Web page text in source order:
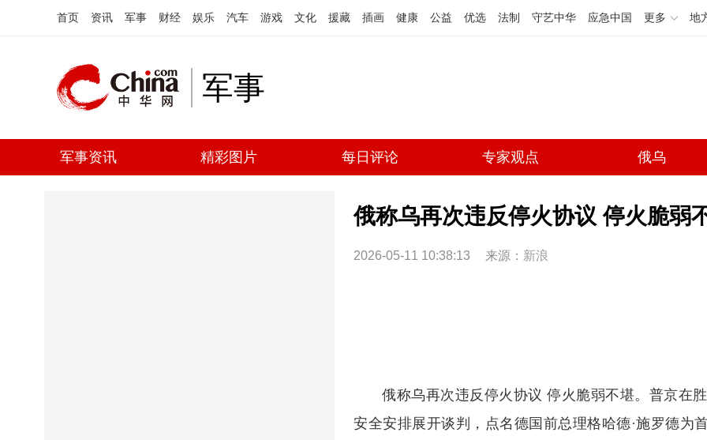
首页 资讯 军事 财经 娱乐 汽车 游戏 文化 援藏 插画 健康 公益 优选 法制 守艺中华 应急中国 更多 地
军事
军事资讯 精彩图片 每日评论 专家观点 俄乌
俄称乌再次违反停火协议 停火脆弱
2026-05-11 10:38:13 来源： 新浪
俄称乌再次违反停火协议 停火脆弱不堪。普京在
安全安排展开谈判，点名德国前总理格哈德·施罗德为